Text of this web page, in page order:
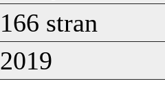
166 stran
2019